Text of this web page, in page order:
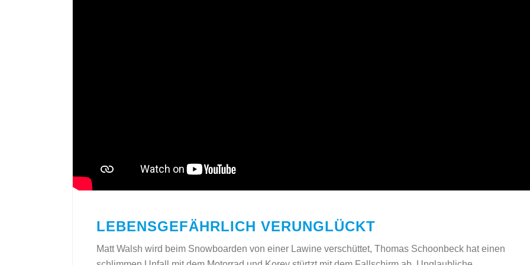
LEBENSGEFÄHRLICH VERUNGLÜCKT
Matt Walsh wird beim Snowboarden von einer Lawine verschüttet, Thomas Schoonbeck hat einen